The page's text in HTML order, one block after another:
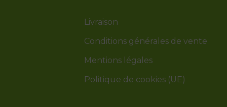
Livraison
Conditions générales de vente
Mentions légales
Politique de cookies (UE)